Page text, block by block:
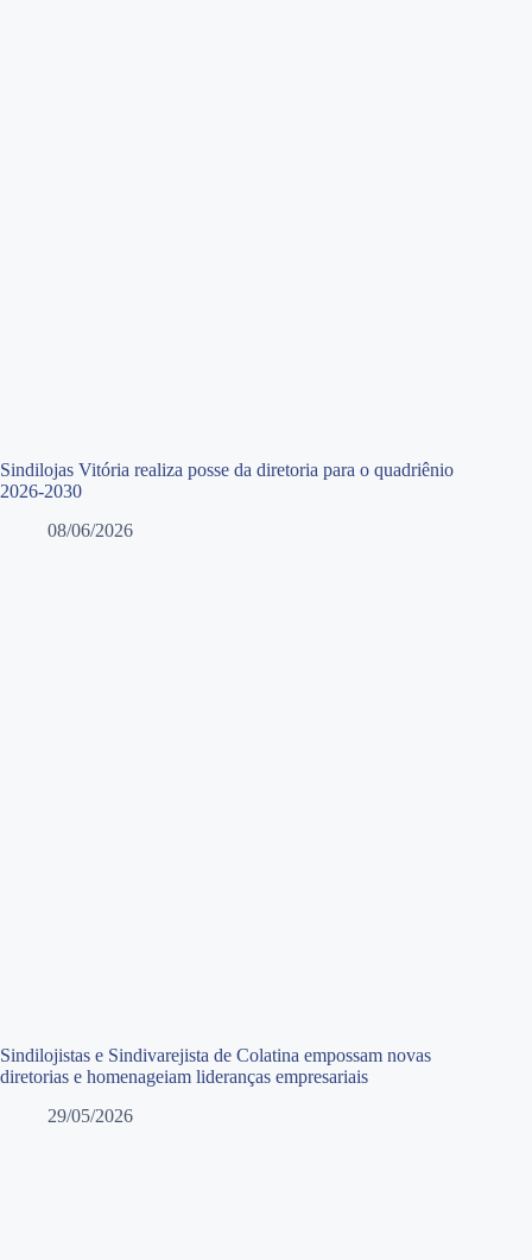
Sindilojas Vitória realiza posse da diretoria para o quadriênio
2026-2030
08/06/2026
Sindilojistas e Sindivarejista de Colatina empossam novas
diretorias e homenageiam lideranças empresariais
29/05/2026